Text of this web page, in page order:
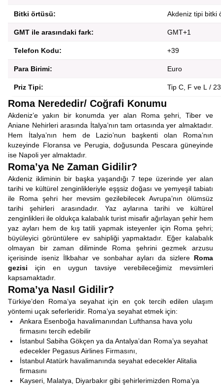
Bitki örtüsü: Akdeniz tipi bitki
GMT ile arasındaki fark: GMT+1
Telefon Kodu: +39
Para Birimi: Euro
Priz Tipi: Tip C, F ve L /
Roma Nerededir/ Coğrafi Konumu
Akdeniz’e yakın bir konumda yer alan Roma şehri, Tiber ve
Aniane Nehirleri arasında İtalya’nın tam ortasında yer almaktadır.
Hem İtalya’nın hem de Lazio’nun başkenti olan Roma’nın
kuzeyinde Floransa ve Perugia, doğusunda Pescara güneyinde
ise Napoli yer almaktadır.
Roma’ya Ne Zaman Gidilir?
Akdeniz ikliminin bir başka yaşandığı 7 tepe üzerinde yer alan
tarihi ve kültürel zenginlikleriyle eşşsiz doğası ve yemyeşil tabiatı
ile Roma şehri her mevsim gezilebilecek Avrupa’nın ölümsüz
tarihi şehirleri arasındadır. Yaz aylarına tarihi ve kültürel
zenginlikleri ile oldukça kalabalık turist misafir ağırlayan şehir hem
yaz ayları hem de kış tatili yapmak isteyenler için Roma şehri;
büyüleyici görüntülere ev sahipliği yapmaktadır. Eğer kalabalık
olmayan bir zaman diliminde Roma şehrini gezmek arzusu
içerisinde iseniz İlkbahar ve sonbahar ayları da sizlere Roma
gezisi için en uygun tavsiye verebileceğimiz mevsimleri
kapsamaktadır.
Roma’ya Nasıl Gidilir?
Türkiye’den Roma’ya seyahat için en çok tercih edilen ulaşım
yöntemi uçak seferleridir. Roma’ya seyahat etmek için:
Ankara Esenboğa havalimanından Lufthansa hava yolu
firmasını tercih edebilir
İstanbul Sabiha Gökçen ya da Antalya’dan Roma’ya seyahat
edecekler Pegasus Airlines Firmasını,
İstanbul Atatürk havalimanında seyahat edecekler Alitalia
firmasını
Kayseri, Malatya, Diyarbakır gibi şehirlerimizden Roma’ya